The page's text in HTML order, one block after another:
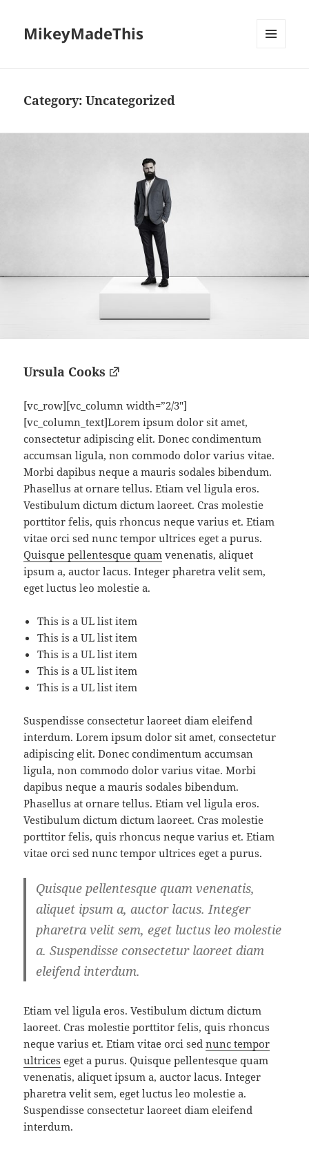
MikeyMadeThis
Category:Uncategorized
Ursula Cooks
[vc_row][vc_column width=”2/3″]
[vc_column_text]Lorem ipsum dolor sit amet,
consectetur adipiscing elit. Donec condimentum
accumsan ligula, non commodo dolor varius vitae.
Morbi dapibus neque a mauris sodales bibendum.
Phasellus at ornare tellus. Etiam vel ligula eros.
Vestibulum dictum dictum laoreet. Cras molestie
porttitor felis, quis rhoncus neque varius et. Etiam
vitae orci sed nunc tempor ultrices eget a purus.
Quisque pellentesque quam venenatis, aliquet
ipsum a, auctor lacus. Integer pharetra velit sem,
eget luctus leo molestie a.
This is a UL list item
This is a UL list item
This is a UL list item
This is a UL list item
This is a UL list item
Suspendisse consectetur laoreet diam eleifend
interdum. Lorem ipsum dolor sit amet, consectetur
adipiscing elit. Donec condimentum accumsan
ligula, non commodo dolor varius vitae. Morbi
dapibus neque a mauris sodales bibendum.
Phasellus at ornare tellus. Etiam vel ligula eros.
Vestibulum dictum dictum laoreet. Cras molestie
porttitor felis, quis rhoncus neque varius et. Etiam
vitae orci sed nunc tempor ultrices eget a purus.
Quisque pellentesque quam venenatis,
aliquet ipsum a, auctor lacus. Integer
pharetra velit sem, eget luctus leo molestie
a. Suspendisse consectetur laoreet diam
eleifend interdum.
Etiam vel ligula eros. Vestibulum dictum dictum
laoreet. Cras molestie porttitor felis, quis rhoncus
neque varius et. Etiam vitae orci sednunc tempor
ultrices eget a purus. Quisque pellentesque quam
venenatis, aliquet ipsum a, auctor lacus. Integer
pharetra velit sem, eget luctus leo molestie a.
Suspendisse consectetur laoreet diam eleifend
interdum.